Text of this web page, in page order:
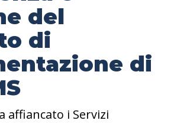
del
di
di
affiancato i Servizi